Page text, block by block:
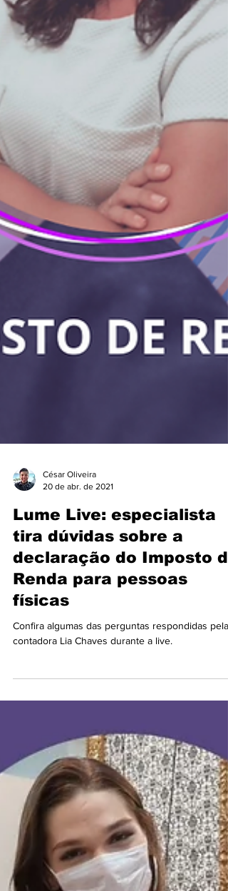
César Oliveira
20 de abr. de 2021
Lume Live: especialista
tira dúvidas sobre a
Renda para pessoas
físicas
contadora Lia Chaves durante a live.